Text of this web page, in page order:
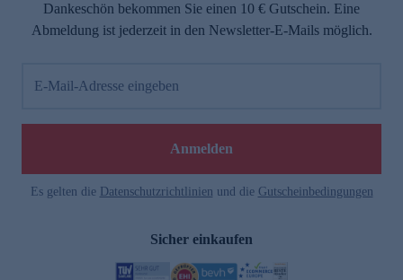
Dankeschön bekommen Sie einen 10 € Gutschein. Eine
Abmeldung ist jederzeit in den Newsletter-E-Mails möglich.
E-Mail-Adresse eingeben
Anmelden
Es gelten die Datenschutzrichtlinien und die Gutscheinbedingungen
Sicher einkaufen